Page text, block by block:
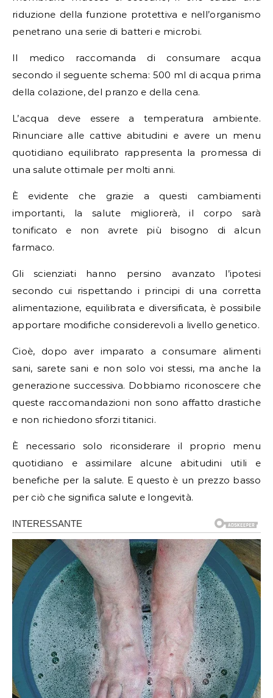
riduzione della funzione protettiva e nell’organismo
penetrano una serie di batteri e microbi.
Il medico raccomanda di consumare acqua
secondo il seguente schema: 500 ml di acqua prima
della colazione, del pranzo e della cena.
L’acqua deve essere a temperatura ambiente.
Rinunciare alle cattive abitudini e avere un menu
quotidiano equilibrato rappresenta la promessa di
una salute ottimale per molti anni.
È evidente che grazie a questi cambiamenti
importanti, la salute migliorerà, il corpo sarà
tonificato e non avrete più bisogno di alcun
farmaco.
Gli scienziati hanno persino avanzato l’ipotesi
secondo cui rispettando i principi di una corretta
alimentazione, equilibrata e diversificata, è possibile
apportare modifiche considerevoli a livello genetico.
Cioè, dopo aver imparato a consumare alimenti
sani, sarete sani e non solo voi stessi, ma anche la
generazione successiva. Dobbiamo riconoscere che
queste raccomandazioni non sono affatto drastiche
e non richiedono sforzi titanici.
È necessario solo riconsiderare il proprio menu
quotidiano e assimilare alcune abitudini utili e
benefiche per la salute. E questo è un prezzo basso
per ciò che significa salute e longevità.